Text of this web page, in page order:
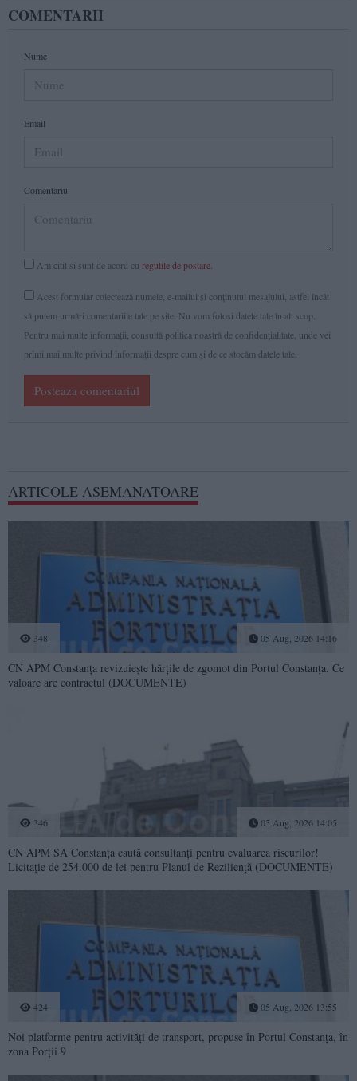
COMENTARII
Nume
Email
Comentariu
Am citit si sunt de acord cu regulile de postare
Acest formular colectează numele, e-mailul şi conținutul mesajului, astfel încât
să putem urmări comentariile tale pe site. Nu vom folosi datele tale în alt scop.
Pentru mai multe informaţii, consultă politica noastră de confidenţialitate, unde vei
primi mai multe privind informaţii despre cum și de ce stocăm datele tale.
Posteaza comentariul
ARTICOLE ASEMANATOARE
348 05 Aug, 2026 14:16
CN APM Constanța revizuiește hărțile de zgomot din Portul Constanța. Ce
valoare are contractul (DOCUMENTE)
346 05 Aug, 2026 14:05
CN APM SA Constanța caută consultanți pentru evaluarea riscurilor!
Licitație de 254.000 de lei pentru Planul de Reziliență (DOCUMENTE)
424 05 Aug, 2026 13:55
Noi platforme pentru activități de transport, propuse în Portul Constanța, în
zona Porții 9